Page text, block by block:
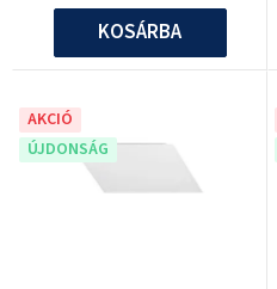
é
s
e
KOSÁRBA
AKCIÓ
ÚJDONSÁG